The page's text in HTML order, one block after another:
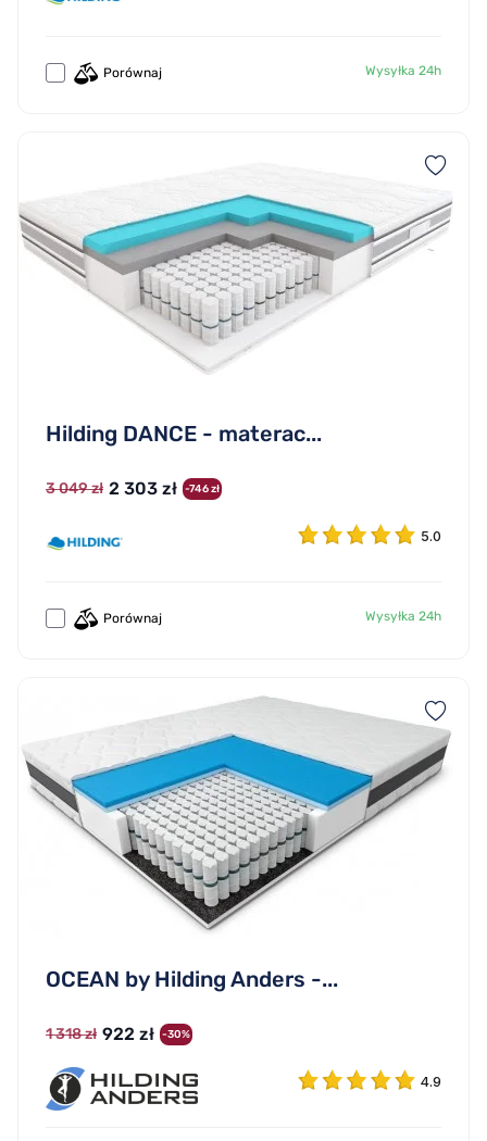
Porównaj Wysyłka 24h
Hilding DANCE - materac...
3 049 zł 2 303 zł -746 zł
5.0
Porównaj Wysyłka 24h
OCEAN by Hilding Anders -...
1 318 zł 922 zł -30%
4.9